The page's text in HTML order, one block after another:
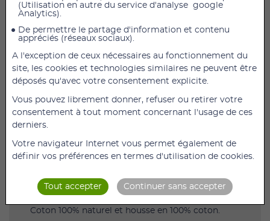
La Ceinture Compresse de lin dorso-lombaire à
découvrir sur France Biomédical Confort !
musculaires, stress, frilosité, régles douloureuses,
grâce aux bienfaits camorifères du Lin
Oléagineux.
Sa taille est adaptée à votre corps , elle est de
28X43 CM avec une housse
Elle est composée d'un coussin intérieur
rectangulaire de forme allongée venant couvrir
les épaules, trapèzes et cervicales insérable dans
Compresse remplie de graines de lin entre deux
parois de tissus
Coton 100% naturel et housse en 100% coton.
(Utilisation en autre du service d'analyse google
Analytics).
De permettre le partage d'information et contenu
appréciés (réseaux sociaux).
A l'exception de ceux nécessaires au fonctionnement du
site, les cookies et technologies similaires ne peuvent être
déposés qu'avec votre consentement explicite.
Vous pouvez librement donner, refuser ou retirer votre
consentement à tout moment concernant l'usage de ces
derniers.
Votre navigateur Internet vous permet également de
définir vos préférences en termes d'utilisation de cookies.
Tout accepter Continuer sans accepter